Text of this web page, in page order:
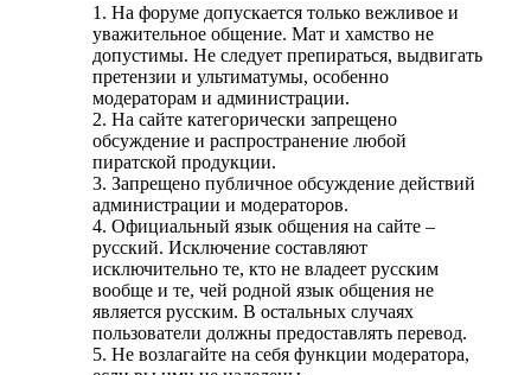
1. На форуме допускается только вежливое и
уважительное общение. Мат и хамство не
допустимы. Не следует препираться, выдвигать
претензии и ультиматумы, особенно
модераторам и администрации.
2. На сайте категорически запрещено
обсуждение и распространение любой
пиратской продукции.
3. Запрещено публичное обсуждение действий
администрации и модераторов.
4. Официальный язык общения на сайте –
русский. Исключение составляют
исключительно те, кто не владеет русским
вообще и те, чей родной язык общения не
является русским. В остальных случаях
пользователи должны предоставлять перевод.
5. Не возлагайте на себя функции модератора,